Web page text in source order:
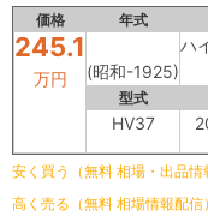
価格 年式
245.1
万円 (昭和-1925)
ハ
型式
HV37
安く買う（無料 相場・出品情
高く売る（無料 相場情報配信）